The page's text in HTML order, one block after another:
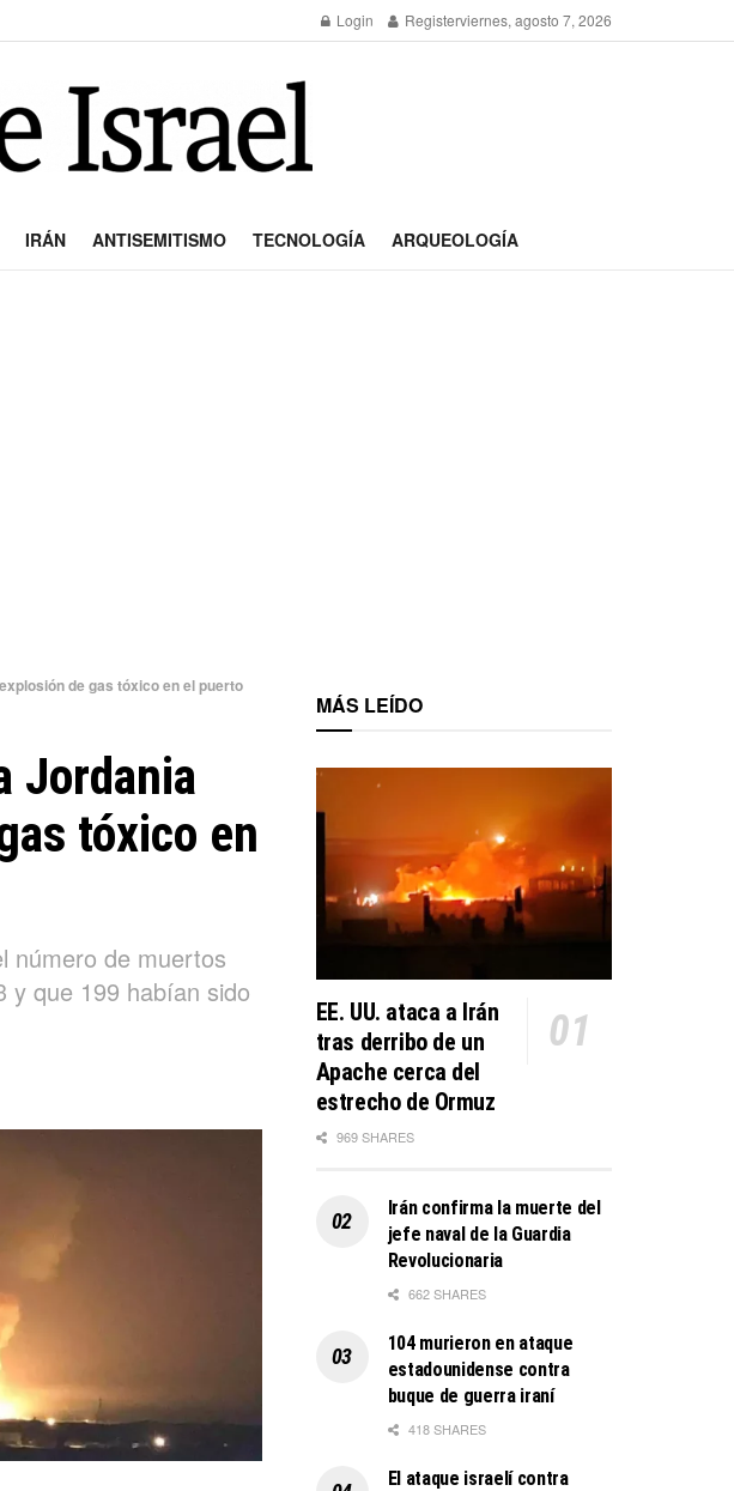
Login Registerviernes, agosto 7, 2026
IRÁN ANTISEMITISMO TECNOLOGÍA ARQUEOLOGÍA
de gas tóxico en el puerto
Jordania
tóxico en
número de muertos
y que 199 habían sido
MÁS LEÍDO
EE. UU. ataca a Irán
tras derribo de un
Apache cerca del
estrecho de Ormuz
969 SHARES
Irán confirma la muerte del
jefe naval de la Guardia
Revolucionaria
662 SHARES
104 murieron en ataque
estadounidense contra
buque de guerra iraní
418 SHARES
El ataque israelí contra